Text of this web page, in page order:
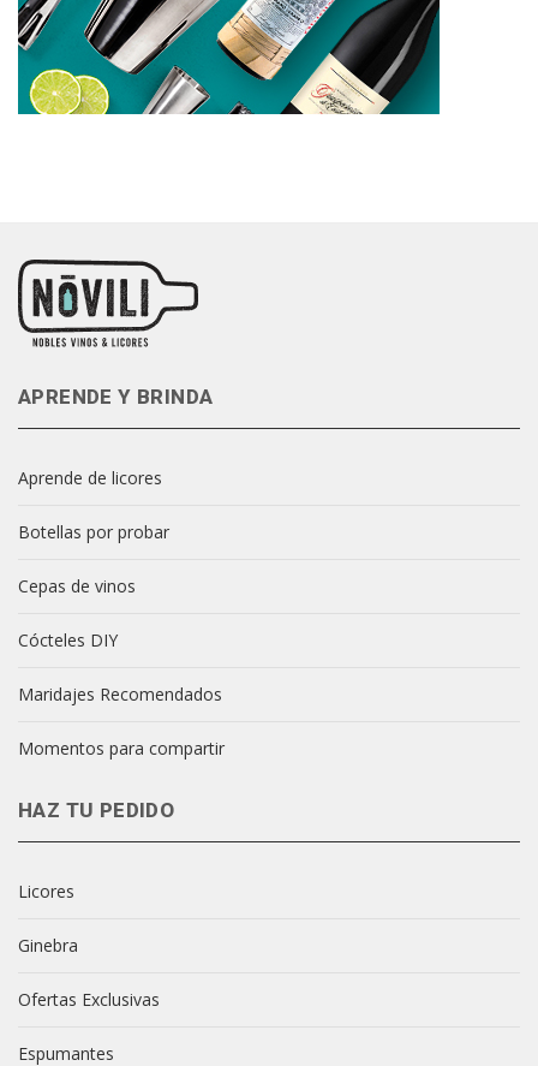
APRENDE Y BRINDA
Aprende de licores
Botellas por probar
Cepas de vinos
Cócteles DIY
Maridajes Recomendados
Momentos para compartir
HAZ TU PEDIDO
Licores
Ginebra
Ofertas Exclusivas
Espumantes